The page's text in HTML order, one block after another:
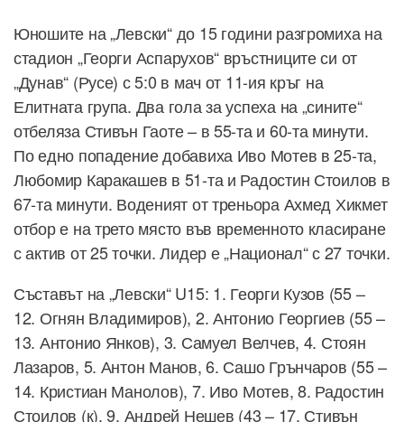
Юношите на „Левски“ до 15 години разгромиха на
стадион „Георги Аспарухов“ връстниците си от
„Дунав“ (Русе) с 5:0 в мач от 11-ия кръг на
Елитната група. Два гола за успеха на „сините“
отбеляза Стивън Гаоте – в 55-та и 60-та минути.
По едно попадение добавиха Иво Мотев в 25-та,
Любомир Каракашев в 51-та и Радостин Стоилов в
67-та минути. Воденият от треньора Ахмед Хикмет
отбор е на трето място във временното класиране
с актив от 25 точки. Лидер е „Национал“ с 27 точки.
Съставът на „Левски“ U15: 1. Георги Кузов (55 –
12. Огнян Владимиров), 2. Антонио Георгиев (55 –
13. Антонио Янков), 3. Самуел Велчев, 4. Стоян
Лазаров, 5. Антон Манов, 6. Сашо Грънчаров (55 –
14. Кристиан Манолов), 7. Иво Мотев, 8. Радостин
Стоилов (к), 9. Андрей Нешев (43 – 17. Стивън